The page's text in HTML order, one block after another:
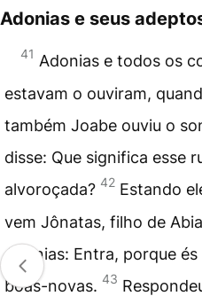
Adonias e seus
41 Adonias e todos os
estavam o ouviram,
também Joabe ouviu o
disse: Que significa esse
alvoroçada? 42 Estando
vem Jônatas, filho de
Adonias: Entra, porque
boas-novas. 43